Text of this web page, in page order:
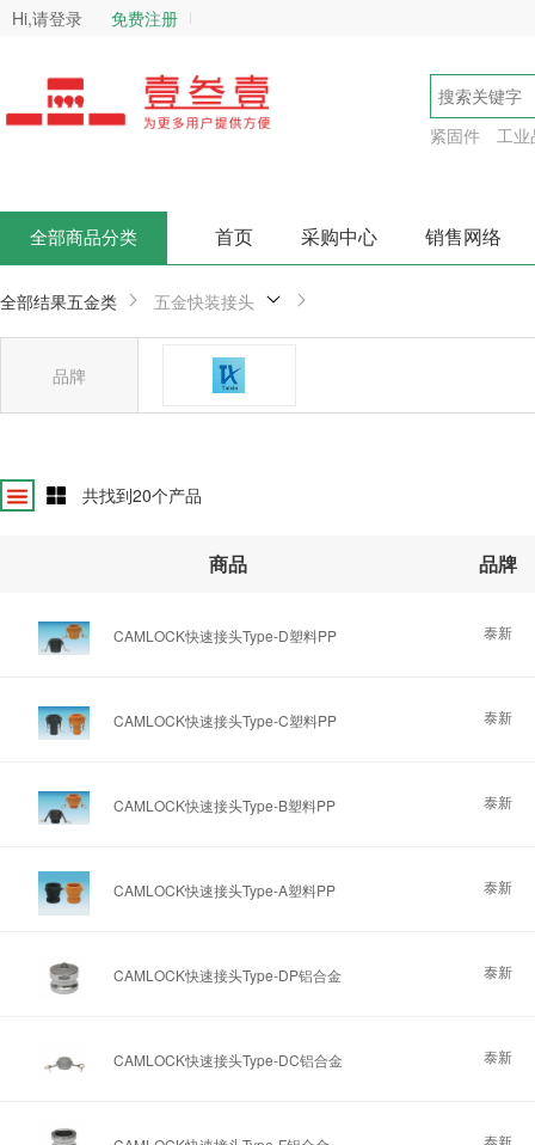
Hi,请登录 免费注册
紧固件 工业
全部商品分类 首页 采购中心 销售网络
全部结果五金类 五金快装接头
品牌
泰新
共找到20个产品
商品 品牌
CAMLOCK快速接头Type-D塑料PP 泰新
CAMLOCK快速接头Type-C塑料PP 泰新
CAMLOCK快速接头Type-B塑料PP 泰新
CAMLOCK快速接头Type-A塑料PP 泰新
CAMLOCK快速接头Type-DP铝合金 泰新
CAMLOCK快速接头Type-DC铝合金 泰新
泰新